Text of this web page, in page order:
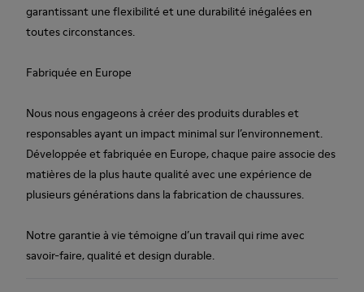
garantissant une flexibilité et une durabilité inégalées en
toutes circonstances.
Fabriquée en Europe
Nous nous engageons à créer des produits durables et
responsables ayant un impact minimal sur l’environnement.
Développée et fabriquée en Europe, chaque paire associe des
matières de la plus haute qualité avec une expérience de
plusieurs générations dans la fabrication de chaussures.
Notre garantie à vie témoigne d’un travail qui rime avec
savoir-faire, qualité et design durable.